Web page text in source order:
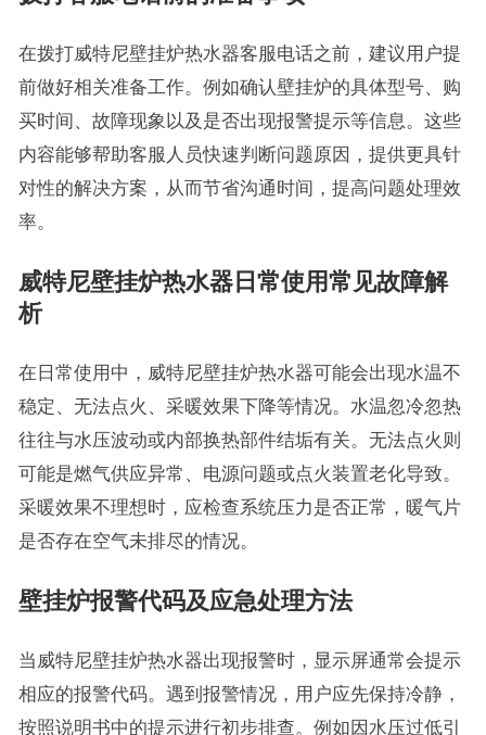
在拨打威特尼壁挂炉热水器客服电话之前，建议用户提
前做好相关准备工作。例如确认壁挂炉的具体型号、购
买时间、故障现象以及是否出现报警提示等信息。这些
内容能够帮助客服人员快速判断问题原因，提供更具针
对性的解决方案，从而节省沟通时间，提高问题处理效
率。
威特尼壁挂炉热水器日常使用常见故障解
析
在日常使用中，威特尼壁挂炉热水器可能会出现水温不
稳定、无法点火、采暖效果下降等情况。水温忽冷忽热
往往与水压波动或内部换热部件结垢有关。无法点火则
可能是燃气供应异常、电源问题或点火装置老化导致。
采暖效果不理想时，应检查系统压力是否正常，暖气片
是否存在空气未排尽的情况。
壁挂炉报警代码及应急处理方法
当威特尼壁挂炉热水器出现报警时，显示屏通常会提示
相应的报警代码。遇到报警情况，用户应先保持冷静，
按照说明书中的提示进行初步排查。例如因水压过低引